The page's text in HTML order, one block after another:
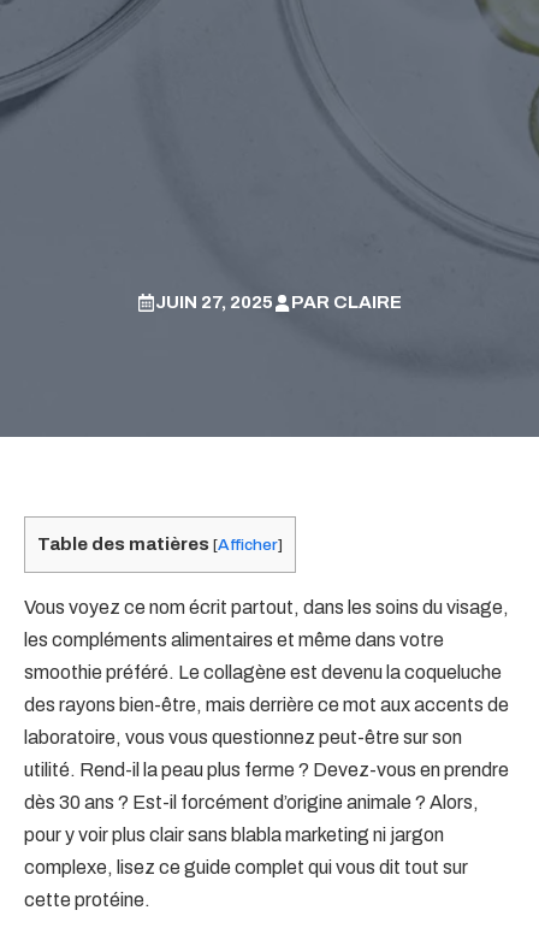
JUIN 27, 2025 PAR CLAIRE
Table des matières [Afficher]
Vous voyez ce nom écrit partout, dans les soins du visage,
les compléments alimentaires et même dans votre
smoothie préféré. Le collagène est devenu la coqueluche
des rayons bien-être, mais derrière ce mot aux accents de
laboratoire, vous vous questionnez peut-être sur son
utilité. Rend-il la peau plus ferme ? Devez-vous en prendre
dès 30 ans ? Est-il forcément d’origine animale ? Alors,
pour y voir plus clair sans blabla marketing ni jargon
complexe, lisez ce guide complet qui vous dit tout sur
cette protéine.